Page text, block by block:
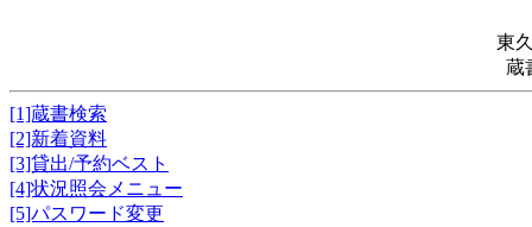
東
蔵
[1]蔵書検索
[2]新着資料
[3]貸出/予約ベスト
[4]状況照会メニュー
[5]パスワード変更